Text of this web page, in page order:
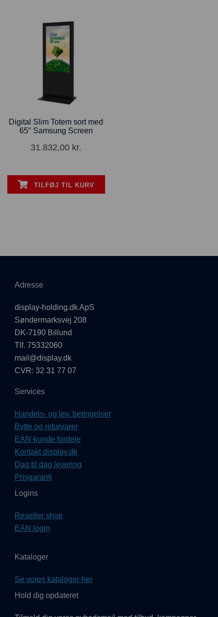
Digital Slim Totem sort med
65″ Samsung Screen
31.832,00 kr.
TILFØJ TIL KURV
Adresse
display-holding.dk ApS
Søndermarksvej 208
DK-7190 Billund
Tlf. 75332060
mail@display.dk
CVR: 32 31 77 07
Services
Handels- og lev. betingelser
Bytte og returvarer
EAN-kunde fordele
Kontakt display.dk
Dag til dag levering
Prisgaranti
Logins
Reseller shop
EAN login
Kataloger
Se vores kataloger her
Hold dig opdateret